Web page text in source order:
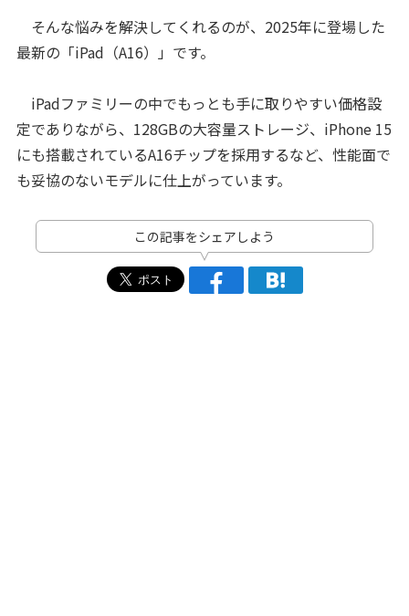
そんな悩みを解決してくれるのが、2025年に登場した
最新の「iPad（A16）」です。
iPadファミリーの中でもっとも手に取りやすい価格設
定でありながら、128GBの大容量ストレージ、iPhone 15
にも搭載されているA16チップを採用するなど、性能面で
も妥協のないモデルに仕上がっています。
この記事をシェアしよう